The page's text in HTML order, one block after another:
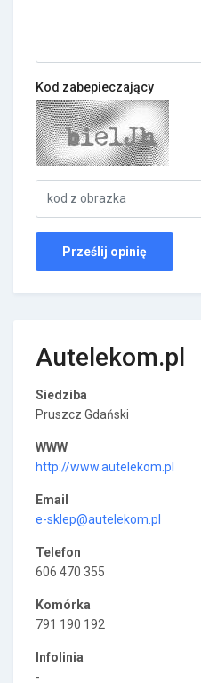
Kod zabepieczający
Autelekom.pl
Siedziba
Pruszcz Gdański
WWW
http://www.autelekom.pl
Email
e-sklep@autelekom.pl
Telefon
606 470 355
Komórka
791 190 192
Infolinia
-